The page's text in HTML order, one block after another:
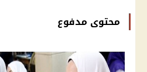
محتوى مدفوع